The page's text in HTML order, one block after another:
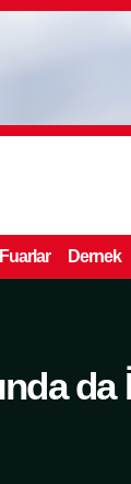
Fuarlar Dernek
da